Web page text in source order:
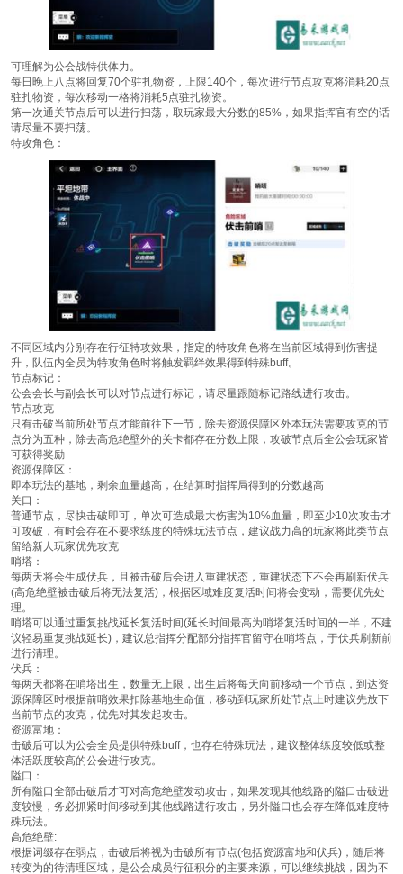
可理解为公会战特供体力。
每日晚上八点将回复70个驻扎物资，上限140个，每次进行节点攻克将消耗20点
驻扎物资，每次移动一格将消耗5点驻扎物资。
第一次通关节点后可以进行扫荡，取玩家最大分数的85%，如果指挥官有空的话
请尽量不要扫荡。
特攻角色：
不同区域内分别存在行征特攻效果，指定的特攻角色将在当前区域得到伤害提
升，队伍内全员为特攻角色时将触发羁绊效果得到特殊buff。
节点标记：
公会会长与副会长可以对节点进行标记，请尽量跟随标记路线进行攻击。
节点攻克
只有击破当前所处节点才能前往下一节，除去资源保障区外本玩法需要攻克的节
点分为五种，除去高危绝壁外的关卡都存在分数上限，攻破节点后全公会玩家皆
可获得奖励
资源保障区：
即本玩法的基地，剩余血量越高，在结算时指挥局得到的分数越高
关口：
普通节点，尽快击破即可，单次可造成最大伤害为10%血量，即至少10次攻击才
可攻破，有时会存在不要求练度的特殊玩法节点，建议战力高的玩家将此类节点
留给新人玩家优先攻克
哨塔：
每两天将会生成伏兵，且被击破后会进入重建状态，重建状态下不会再刷新伏兵
(高危绝壁被击破后将无法复活)，根据区域难度复活时间将会变动，需要优先处
理。
哨塔可以通过重复挑战延长复活时间(延长时间最高为哨塔复活时间的一半，不建
议轻易重复挑战延长)，建议总指挥分配部分指挥官留守在哨塔点，于伏兵刷新前
进行清理。
伏兵：
每两天都将在哨塔出生，数量无上限，出生后将每天向前移动一个节点，到达资
源保障区时根据前哨效果扣除基地生命值，移动到玩家所处节点上时建议先放下
当前节点的攻克，优先对其发起攻击。
资源富地：
击破后可以为公会全员提供特殊buff，也存在特殊玩法，建议整体练度较低或整
体活跃度较高的公会进行攻克。
隘口：
所有隘口全部击破后才可对高危绝壁发动攻击，如果发现其他线路的隘口击破进
度较慢，务必抓紧时间移动到其他线路进行攻击，另外隘口也会存在降低难度特
殊玩法。
高危绝壁:
根据词缀存在弱点，击破后将视为击破所有节点(包括资源富地和伏兵)，随后将
转变为的待清理区域，是公会成员行征积分的主要来源，可以继续挑战，因为不